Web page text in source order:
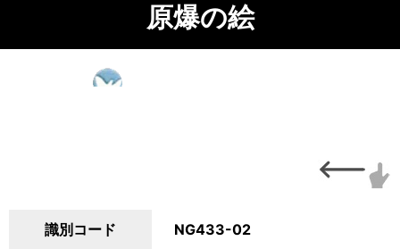
原爆の絵
識別コード NG433-02